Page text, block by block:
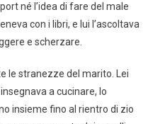
né l’idea di fare del male
con i libri, e lui l’ascoltava
e scherzare.
le stranezze del marito. Lei
a cucinare, lo
insieme fino al rientro di zio